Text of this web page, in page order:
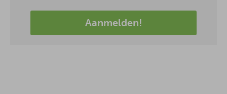
Aanmelden!